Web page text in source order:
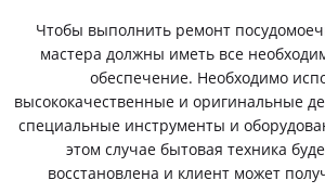
Чтобы выполнить ремонт
мастера должны иметь все
обеспечение. Необходимо
высококачественные и оригинальные
специальные инструменты и
этом случае бытовая техника
восстановлена и клиент может